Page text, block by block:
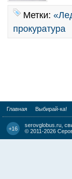
Метки:
прокуратура
Главная Выбирай-ка!
+16
serovglobus.ru,
© 2011-2026